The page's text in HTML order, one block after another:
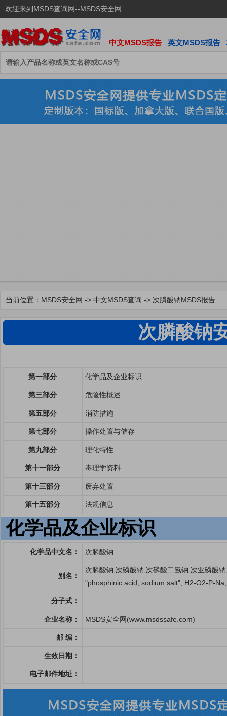
欢迎来到MSDS查询网--MSDS安全网
中文MSDS报告 英文MSDS报告
当前位置： MSDS安全网 -> 中文MSDS查询 -> 次膦酸钠MSDS报告
次膦酸钠
第一部分 化学品及企业标识
第三部分 危险性概述
第五部分 消防措施
第七部分 操作处置与储存
第九部分 理化特性
第十一部分 毒理学资料
第十三部分 废弃处置
第十五部分 法规信息
化学品及企业标识
化学品中文名： 次膦酸钠
别名：
次膦酸钠,次磷酸钠,次磷酸二氢钠,次亚磷酸
"phosphinic acid, sodium salt", H2-O2-P-
分子式：
企业名称： MSDS安全网(www.msdssafe.com)
邮 编：
生效日期：
电子邮件地址：